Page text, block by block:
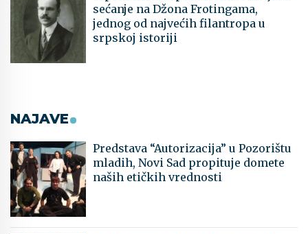
sećanje na Džona Frotingama,
jednog od najvećih filantropa u
srpskoj istoriji
NAJAVE
Predstava “Autorizacija” u Pozorištu
mladih, Novi Sad propituje domete
naših etičkih vrednosti